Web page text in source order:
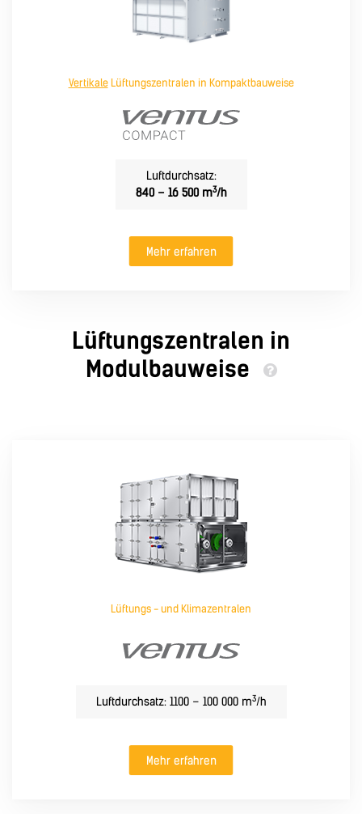
VertikaleLüftungszentralen in Kompaktbauweise
Luftdurchsatz:
840 – 16 500 m3/h
Mehr erfahren
Lüftungszentralen in
Modulbauweise
Lüftungs - und Klimazentralen
Luftdurchsatz: 1100 – 100 000 m3/h
Mehr erfahren